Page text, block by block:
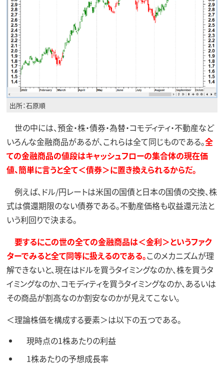
出所：石原順
世の中には、預金・株・債券・為替・コモディティ・不動産など
いろんな金融商品があるが、これらは全て同じものである。全
ての金融商品の値段はキャッシュフローの集合体の現在価
値、簡単に言うと全て＜債券＞に置き換えられるからだ。
例えば、ドル/円レートは米国の国債と日本の国債の交換、株
式は償還期限のない債券である。不動産価格も収益還元法と
いう利回りで決まる。
要するにこの世の全ての金融商品は＜金利＞というファク
ターでみると全て同等に扱えるのである。このメカニズムが理
解できないと、現在はドルを買うタイミングなのか、株を買うタ
イミングなのか、コモディティを買うタイミングなのか、あるいは
その商品が割高なのか割安なのかが見えてこない。
＜理論株価を構成する要素＞は以下の五つである。
現時点の1株あたりの利益
1株あたりの予想成長率